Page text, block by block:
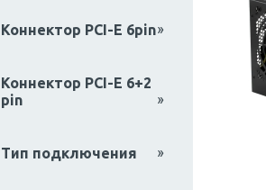
Коннектор PCI-E 6pin
Коннектор PCI-E 6+2
pin
Тип подключения